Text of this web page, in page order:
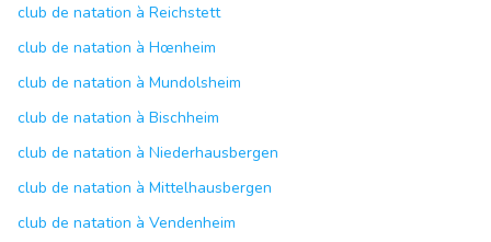
club de natation à Reichstett
club de natation à Hœnheim
club de natation à Mundolsheim
club de natation à Bischheim
club de natation à Niederhausbergen
club de natation à Mittelhausbergen
club de natation à Vendenheim